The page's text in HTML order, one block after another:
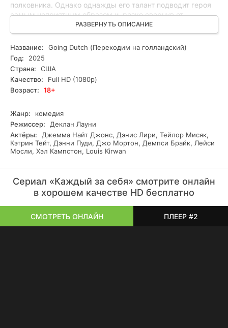
полковника. Однако однажды его талант подводит героя
самым неприятным образом и, резко свернув от
заявленной темы, в присутствии высших офицеров он
начинает резко критиковать их поступки. Скандал
заканчивается отправкой провинившегося на небольшую
базу Шропсдорф, расположенную в тихом месте
симпатичной Голландии. Отсутствие оружия и внятной
военной миссии компенсируется наличием
первоклассного продуктового магазина и собственной
сыроварней. Руководит личным составом капитан Мэгги
не намеренная прощать легкомысленного папашу.
Прибывший офицер должен наладить в данной части
дисциплину, которой нет и в помине, получив в помощь
пару сержантов Абрахама Шаха и Дану Конвей. При этом
ему не стоит забывать, что главный враг генерал
РАЗВЕРНУТЬ ОПИСАНИЕ
Название:
Going Dutch (Переходим на голландский)
Год:
2025
Страна:
США
Качество:
Full HD (1080p)
Возраст:
18+
Жанр:
комедия
Режиссер:
Деклан Лауни
Актёры:
Джемма Найт Джонс, Дэнис Лири, Тейлор Мисяк,
Кэтрин Тейт, Дэнни Пуди, Джо Мортон, Демпси Брайк, Лейси
Мосли, Хэл Кампстон, Louis Kirwan
Сериал «Каждый за себя» смотрите онлайн
в хорошем качестве HD бесплатно
СМОТРЕТЬ ОНЛАЙН ПЛЕЕР #2